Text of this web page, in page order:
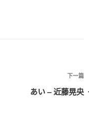
下一篇
あい – 近藤晃央